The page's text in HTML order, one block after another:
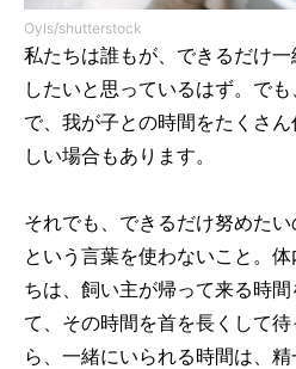
Oyls/shutterstock
私たちは誰もが、できるだけ
したいと思っているはず。で
で、我が子との時間をたくさ
しい場合もあります。
それでも、できるだけ努めたい
という言葉を使わないこと。
ちは、飼い主が帰って来る時
て、その時間を首を長くして
ら、一緒にいられる時間は、